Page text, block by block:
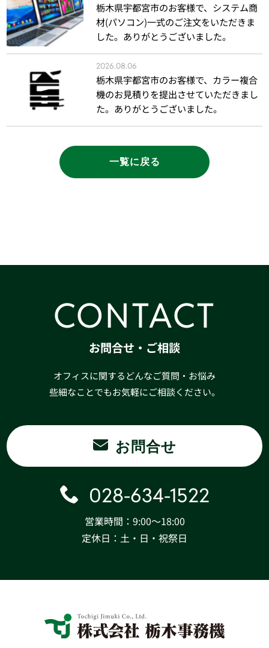
栃木県宇都宮市のお客様で、システム商
材(パソコン)一式のご注文をいただきま
した。ありがとうございました。
2026.08.06
栃木県宇都宮市のお客様で、カラー複合
機のお見積りを提出させていただきまし
た。ありがとうございました。
一覧に戻る
CONTACT
お問合せ・ご相談
オフィスに関するどんなご質問・お悩み
些細なことでもお気軽にご相談ください。
お問合せ
028-634-1522
営業時間：9:00〜18:00
定休日：土・日・祝祭日